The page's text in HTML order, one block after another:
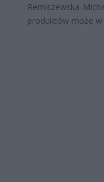
Remiszewska-
produktów może w